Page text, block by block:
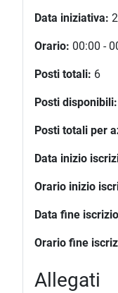
Data iniziativa:
Orario: 00:00 -
Posti totali: 6
Posti disponibili:
Posti totali per
Data inizio
Orario inizio
Data fine
Orario fine
Allegati